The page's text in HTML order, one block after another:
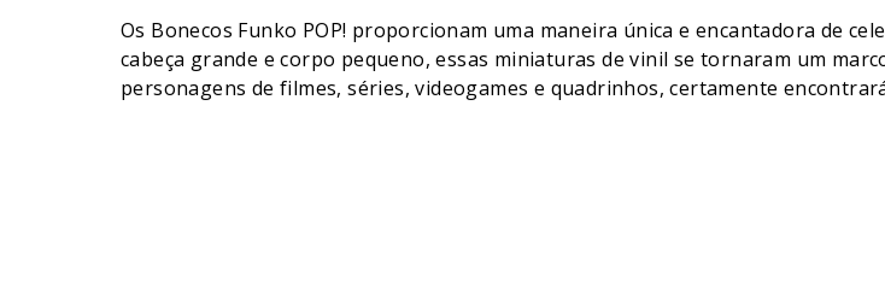
Os Bonecos Funko POP! proporcionam uma maneira única e encantadora de
cabeça grande e corpo pequeno, essas miniaturas de vinil se tornaram um
personagens de filmes, séries, videogames e quadrinhos, certamente